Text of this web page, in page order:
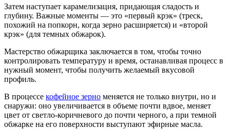
Затем наступает карамелизация, придающая сладость и
глубину. Важные моменты — это «первый крэк» (треск,
похожий на попкорн, когда зерно расширяется) и «второй
крэк» (для темных обжарок).
Мастерство обжарщика заключается в том, чтобы точно
контролировать температуру и время, останавливая процесс в
нужный момент, чтобы получить желаемый вкусовой
профиль.
В процессе кофейное зерно меняется не только внутри, но и
снаружи: оно увеличивается в объеме почти вдвое, меняет
цвет от светло-коричневого до почти черного, а при темной
обжарке на его поверхности выступают эфирные масла.